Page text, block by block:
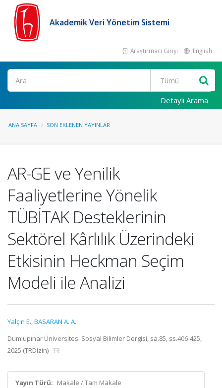
Akademik Veri Yönetim Sistemi
Araştırmacı Girişi English
Ara
Detaylı Arama
ANA SAYFA SON EKLENEN YAYINLAR
AR-GE ve Yenilik
Faaliyetlerine Yönelik
TÜBİTAK Desteklerinin
Sektörel Kârlılık Üzerindeki
Etkisinin Heckman Seçim
Modeli ile Analizi
Yalçın E.,BASARAN A. A.
Dumlupınar Üniversitesi Sosyal Bilimler Dergisi, sa.85, ss.406-425,
2025 (TRDizin)
Yayın Türü: Makale / Tam Makale